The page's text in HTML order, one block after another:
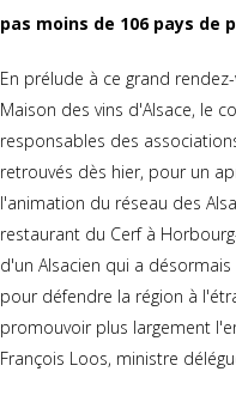
pas moins de 106 pays de
En prélude à ce grand
Maison des vins d'Alsace, le
responsables des
retrouvés dès hier, pour un
l'animation du réseau des
restaurant du Cerf à
d'un Alsacien qui a
pour défendre la région à
promouvoir plus largement
François Loos, ministre